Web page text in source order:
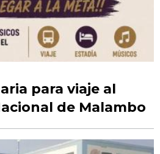
para viaje al
de Malambo